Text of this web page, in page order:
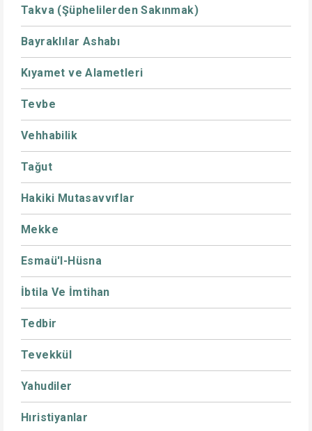
Takva (Şüphelilerden Sakınmak)
Bayraklılar Ashabı
Kıyamet ve Alametleri
Tevbe
Vehhabilik
Tağut
Hakiki Mutasavvıflar
Mekke
Esmaü'l-Hüsna
İbtila Ve İmtihan
Tedbir
Tevekkül
Yahudiler
Hıristiyanlar